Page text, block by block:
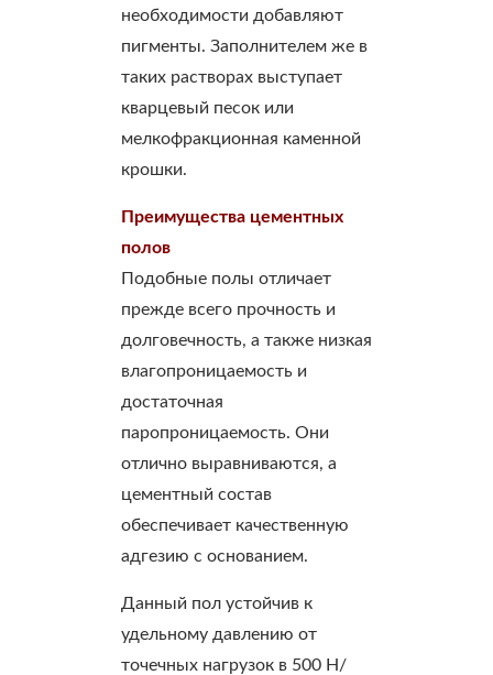
необходимости добавляют
пигменты. Заполнителем же в
таких растворах выступает
кварцевый песок или
мелкофракционная каменной
крошки.
Преимущества цементных
полов
Подобные полы отличает
прежде всего прочность и
долговечность, а также низкая
влагопроницаемость и
достаточная
паропроницаемость. Они
отлично выравниваются, а
цементный состав
обеспечивает качественную
адгезию с основанием.
Данный пол устойчив к
удельному давлению от
точечных нагрузок в 500 Н/